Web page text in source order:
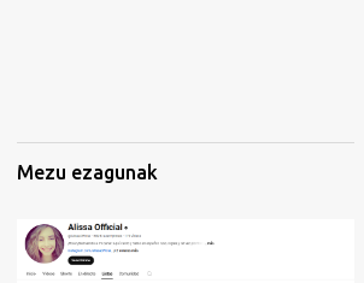
Mezu ezagunak